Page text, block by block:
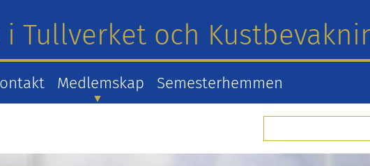
Tullverket och
Medlemskap Semesterhemmen